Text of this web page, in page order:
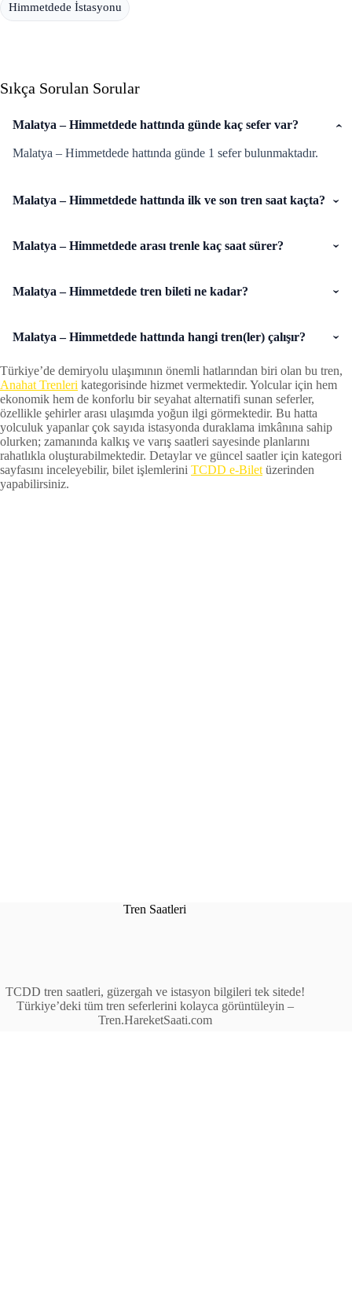
Himmetdede İstasyonu
Sıkça Sorulan Sorular
Malatya – Himmetdede hattında günde kaç sefer var?
Malatya – Himmetdede hattında günde 1 sefer bulunmaktadır.
Malatya – Himmetdede hattında ilk ve son tren saat kaçta?
Malatya – Himmetdede arası trenle kaç saat sürer?
Malatya – Himmetdede tren bileti ne kadar?
Malatya – Himmetdede hattında hangi tren(ler) çalışır?
Türkiye’de demiryolu ulaşımının önemli hatlarından biri olan bu tren,
Anahat Trenleri kategorisinde hizmet vermektedir. Yolcular için hem
ekonomik hem de konforlu bir seyahat alternatifi sunan seferler,
özellikle şehirler arası ulaşımda yoğun ilgi görmektedir. Bu hatta
yolculuk yapanlar çok sayıda istasyonda duraklama imkânına sahip
olurken; zamanında kalkış ve varış saatleri sayesinde planlarını
rahatlıkla oluşturabilmektedir. Detaylar ve güncel saatler için kategori
sayfasını inceleyebilir, bilet işlemlerini TCDD e-Biletüzerinden
yapabilirsiniz.
Tren Saatleri
TCDD tren saatleri, güzergah ve istasyon bilgileri tek sitede!
Türkiye’deki tüm tren seferlerini kolayca görüntüleyin –
Tren.HareketSaati.com